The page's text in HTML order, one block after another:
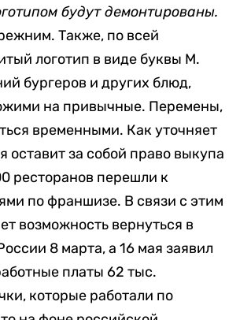
будут демонтированы.
Также, по всей
логотип в виде буквы М.
бургеров и других блюд,
на привычные. Перемены,
временными. Как уточняет
за собой право выкупа
ресторанов перешли к
по франшизе. В связи с этим
возможность вернуться в
8 марта, а 16 мая заявил
платы 62 тыс.
которые работали по